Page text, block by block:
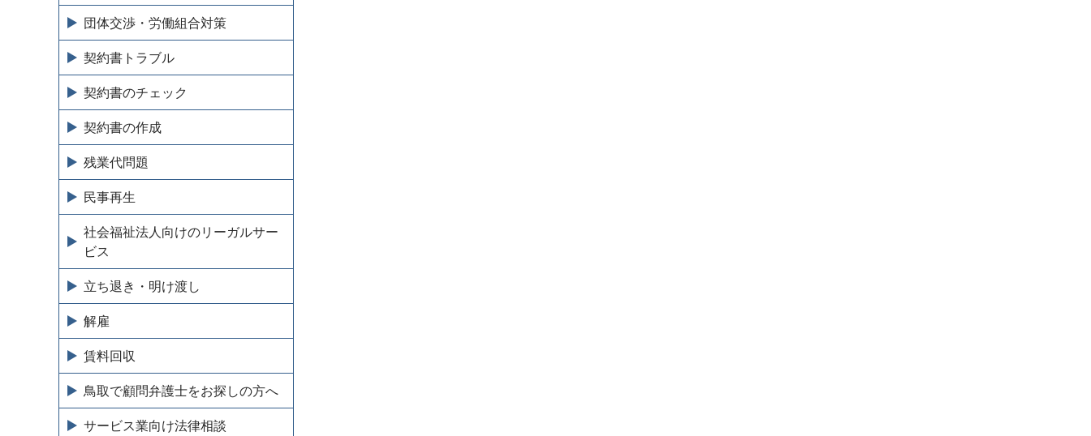
団体交渉・労働組合対策
契約書トラブル
契約書のチェック
契約書の作成
残業代問題
民事再生
社会福祉法人向けのリーガルサー
ビス
立ち退き・明け渡し
解雇
賃料回収
鳥取で顧問弁護士をお探しの方へ
サービス業向け法律相談